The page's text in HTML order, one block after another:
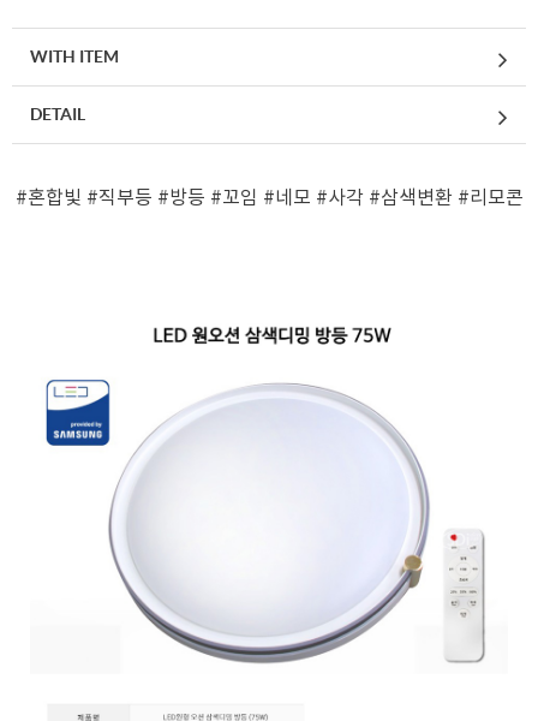
WITH ITEM
DETAIL
#혼합빛 #직부등 #방등 #꼬임 #네모 #사각 #삼색변환 #리모콘